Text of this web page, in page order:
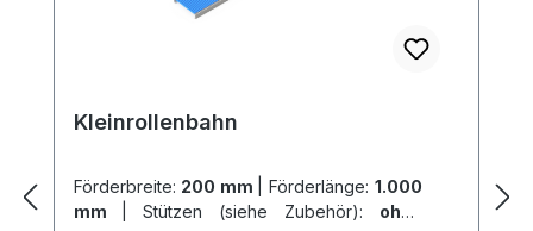
Kleinrollenbahn
Förderbreite: 200 mm Förderlänge: 1.000
mm
Stützen (siehe Zubehör): ohne